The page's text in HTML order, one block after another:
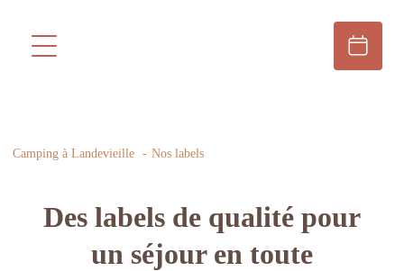
Camping à Landevieille Nos labels
Des labels de qualité pour
un séjour en toute